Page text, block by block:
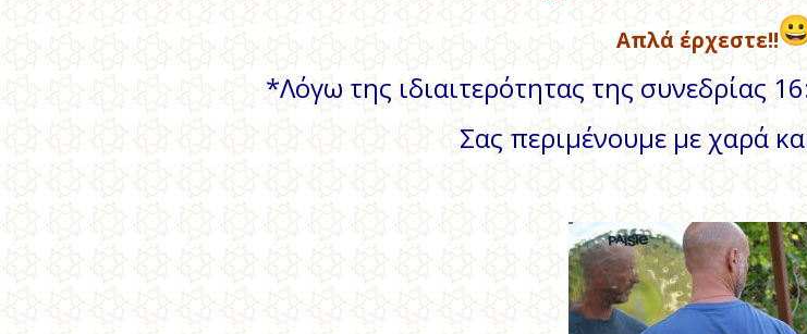
Απλά έρχεστε!!
*Λόγω της ιδιαιτερότητας της συνεδρίας
Σας περιμένουμε με χαρά